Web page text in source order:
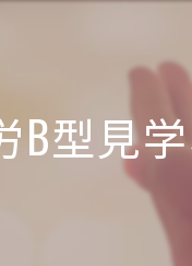
B型見